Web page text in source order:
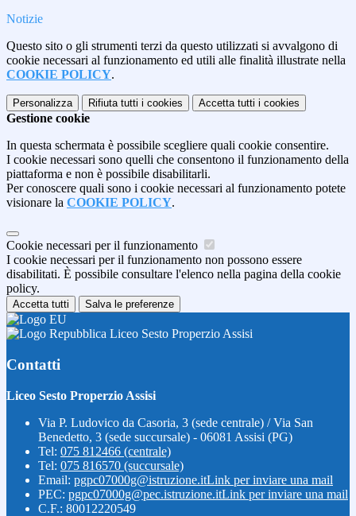
Notizie
Questo sito o gli strumenti terzi da questo utilizzati si avvalgono di
cookie necessari al funzionamento ed utili alle finalità illustrate nella
COOKIE POLICY.
Personalizza Rifiuta tutti i cookies Accetta tutti i cookies
Gestione cookie
In questa schermata è possibile scegliere quali cookie consentire.
I cookie necessari sono quelli che consentono il funzionamento della
piattaforma e non è possibile disabilitarli.
Per conoscere quali sono i cookie necessari al funzionamento potete
visionare la COOKIE POLICY.
Cookie necessari per il funzionamento
I cookie necessari per il funzionamento non possono essere
disabilitati. È possibile consultare l'elenco nella pagina della cookie
policy.
Accetta tutti Salva le preferenze
Liceo Sesto Properzio Assisi
Contatti
Liceo Sesto Properzio Assisi
Via P. Ludovico da Casoria, 3 (sede centrale) / Via San
Benedetto, 3 (sede succursale) - 06081 Assisi (PG)
Tel: 075 812466 (centrale)
Tel: 075 816570 (succursale)
Email: pgpc07000g@istruzione.itLink per inviare una mail
PEC: pgpc07000g@pec.istruzione.itLink per inviare una mail
C.F.: 80012220549